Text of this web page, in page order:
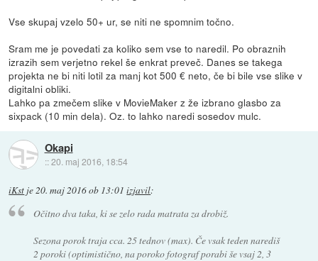
Vse skupaj vzelo 50+ ur, se niti ne spomnim točno.
Sram me je povedati za koliko sem vse to naredil. Po obraznih
izrazih sem verjetno rekel še enkrat preveč. Danes se takega
projekta ne bi niti lotil za manj kot 500 € neto, če bi bile vse slike v
digitalni obliki.
Lahko pa zmečem slike v MovieMaker z že izbrano glasbo za
sixpack (10 min dela). Oz. to lahko naredi sosedov mulc.
Okapi
::20. maj 2016, 18:54
iKst je20. maj 2016 ob 13:01 izjavil:
Očitno dva taka, ki se zelo rada matrata za drobiž.
Sezona porok traja cca. 25 tednov (max). Če vsak teden narediš
2 poroki (optimistično, na poroko fotograf porabi še vsaj 2, 3